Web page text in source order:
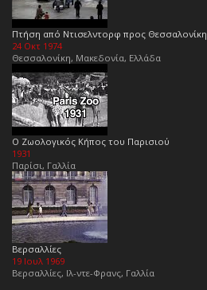
Πτήση από Ντισελντορφ προς Θεσσαλονίκη
24 Οκτ 1974
Θεσσαλονίκη, Μακεδονία, Ελλάδα
Ο Ζωολογικός Κήπος του Παρισιού
1931
Παρίσι, Γαλλία
Βερσαλλίες
19 Ιουλ 1969
Βερσαλλίες, Ιλ-ντε-Φρανς, Γαλλία